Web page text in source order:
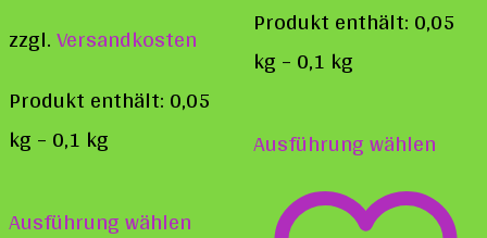
zzgl.Versandkosten
Produkt enthält: 0,05
kg– 0,1 kg
Ausführung wählen
Produkt enthält: 0,05
kg– 0,1 kg
Ausführung wählen
weist